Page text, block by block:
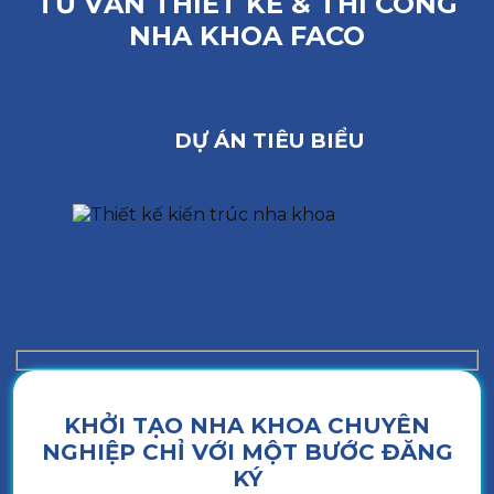
NHA KHOA FACO
DỰ ÁN TIÊU BIỂU
KHỞI TẠO NHA KHOA CHUYÊN
NGHIỆP CHỈ VỚI MỘT BƯỚC ĐĂNG
KÝ